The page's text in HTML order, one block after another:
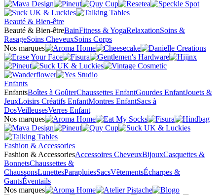
Beauté & Bien-être
Beauté & Bien-êtreBainFitness & YogaRelaxationSoins &
RasageSoins CheveuxSoins Corps
Nos marques
Enfants
EnfantsBoîtes à GoûterChaussettes EnfantGourdes EnfantJouets &
JeuxLoisirs Créatifs EnfantMontres EnfantSacs à
DosVeilleusesVerres Enfant
Nos marques
Fashion & Accessories
Fashion & AccessoriesAccessoires CheveuxBijouxCasquettes &
BonnetsChaussettes &
ChaussonsLunettesParapluiesSacsVêtementsÉcharpes &
GantsÉventails
Nos marques